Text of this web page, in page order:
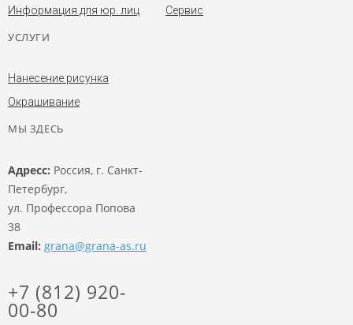
Информация для юр. лиц
Сервис
УСЛУГИ
Нанесение рисунка
Окрашивание
МЫ ЗДЕСЬ
Адресс: Россия, г. Санкт-
Петербург,
ул. Профессора Попова
38
Email: grana@grana-as.ru
+7 (812) 920-
00-80